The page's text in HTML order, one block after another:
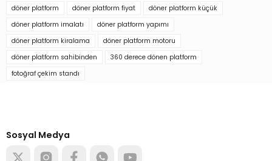
Yorum Yaz Soru Sor
1.590,44 TL
döner platform
döner platform fiyat
döner platform küçük
döner platform imalatı
döner platform yapımı
döner platform kiralama
döner platform motoru
döner platform sahibinden
360 derece dönen platform
fotoğraf çekim standı
Sosyal Medya